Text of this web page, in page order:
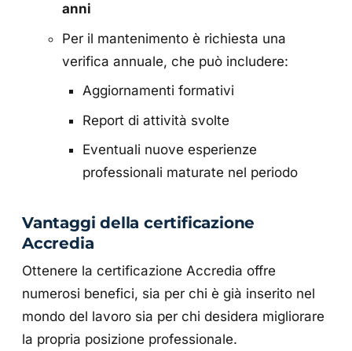
anni
Per il mantenimento è richiesta una
verifica annuale, che può includere:
Aggiornamenti formativi
Report di attività svolte
Eventuali nuove esperienze
professionali maturate nel periodo
Vantaggi della certificazione
Accredia
Ottenere la certificazione Accredia offre
numerosi benefici, sia per chi è già inserito nel
mondo del lavoro sia per chi desidera migliorare
la propria posizione professionale.